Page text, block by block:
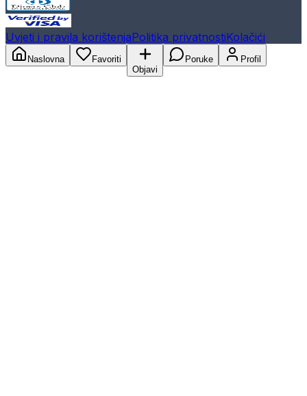
Uvjeti i pravila korištenjaPolitika privatnostiKolačići
Naslovna
Favoriti
Objavi
Poruke Profil